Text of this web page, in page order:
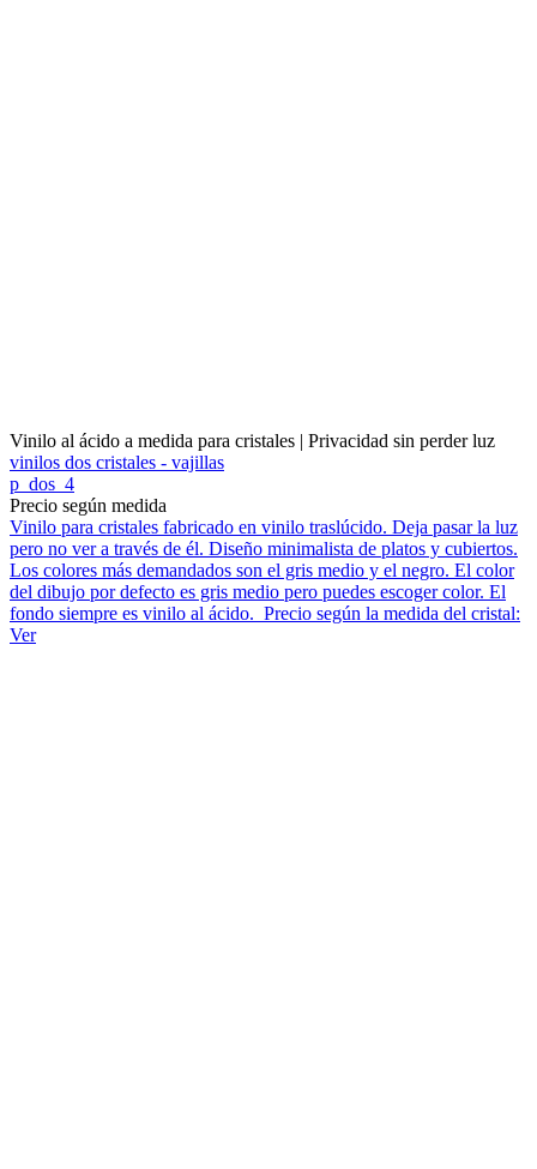
Vinilo al ácido a medida para cristales | Privacidad sin perder luz
vinilos dos cristales - vajillas
p_dos_4
Precio según medida
Vinilo para cristales fabricado en vinilo traslúcido. Deja pasar la luz
pero no ver a través de él. Diseño minimalista de platos y cubiertos.
Los colores más demandados son el gris medio y el negro. El color
del dibujo por defecto es gris medio pero puedes escoger color. El
fondo siempre es vinilo al ácido. Precio según la medida del cristal:
Ver